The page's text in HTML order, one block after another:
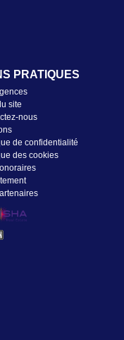
PRATIQUES
site
nous
de confidentialité
des cookies